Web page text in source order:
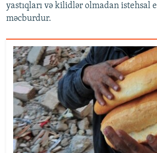
yastıqları və kilidlər olmadan istehsal
məcburdur.